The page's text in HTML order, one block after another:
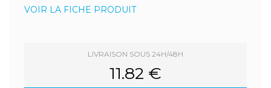
VOIR LA FICHE PRODUIT
LIVRAISON SOUS 24H/48H
11.82 €